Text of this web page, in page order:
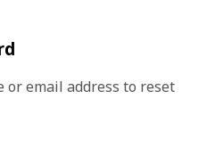
or email address to reset